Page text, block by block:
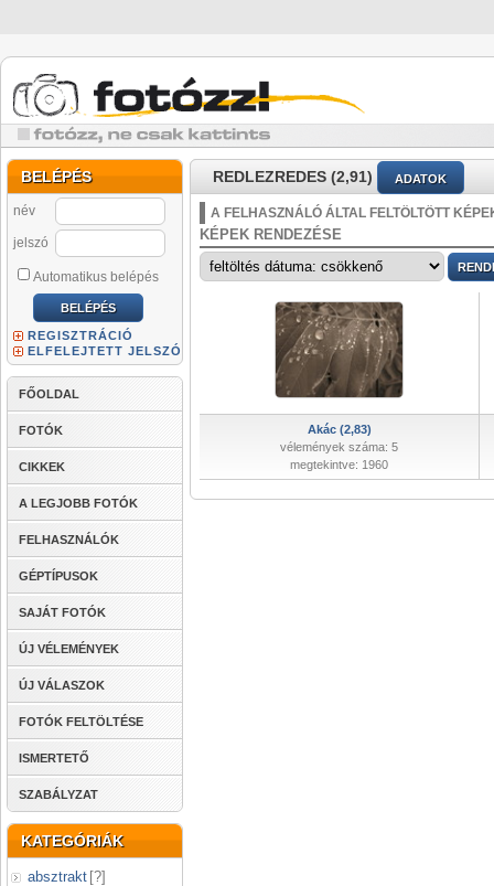
BELÉPÉS
név
jelszó
Automatikus belépés
REGISZTRÁCIÓ
ELFELEJTETT JELSZÓ
FŐOLDAL
FOTÓK
CIKKEK
A LEGJOBB FOTÓK
FELHASZNÁLÓK
GÉPTÍPUSOK
SAJÁT FOTÓK
ÚJ VÉLEMÉNYEK
ÚJ VÁLASZOK
FOTÓK FELTÖLTÉSE
ISMERTETŐ
SZABÁLYZAT
KATEGÓRIÁK
absztrakt [?]
REDLEZREDES (2,91) ADATOK
A FELHASZNÁLÓ ÁLTAL FELTÖLTÖTT
KÉPEK RENDEZÉSE
Akác (2,83)
vélemények száma: 5
megtekintve: 1960